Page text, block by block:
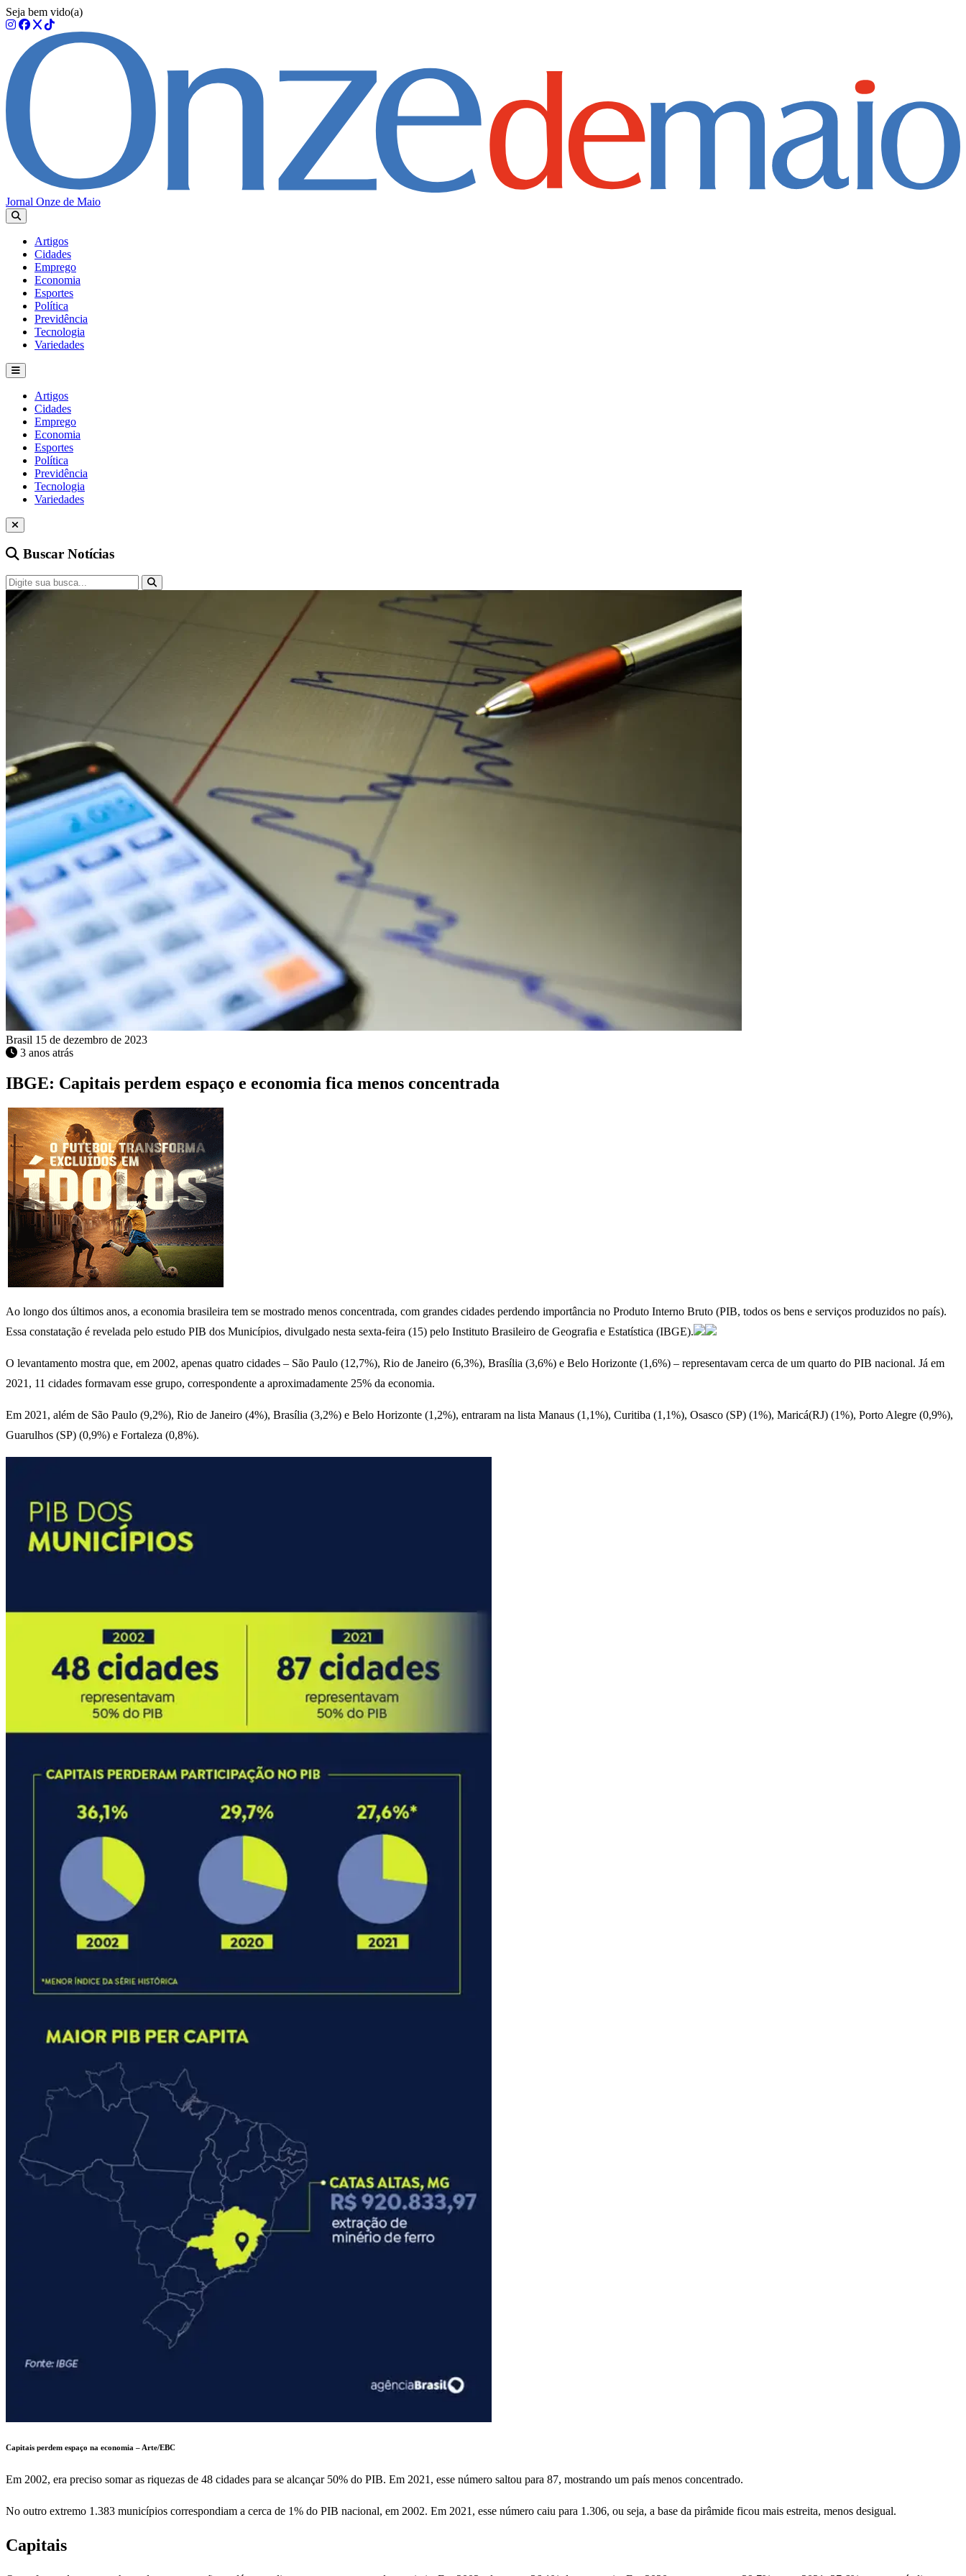
Seja bem vido(a)
Jornal Onze de Maio
Artigos
Cidades
Emprego
Economia
Esportes
Política
Previdência
Tecnologia
Variedades
Artigos
Cidades
Emprego
Economia
Esportes
Política
Previdência
Tecnologia
Variedades
Buscar Notícias
Brasil 15 de dezembro de 2023
3 anos atrás
IBGE: Capitais perdem espaço e economia fica menos concentrada
Ao longo dos últimos anos, a economia brasileira tem se mostrado menos concentrada, com grandes cidades perdendo importância no Produto Interno Bruto (PIB, todos os bens e serviços produzidos no país).
Essa constatação é revelada pelo estudo PIB dos Municípios, divulgado nesta sexta-feira (15) pelo Instituto Brasileiro de Geografia e Estatística (IBGE).
O levantamento mostra que, em 2002, apenas quatro cidades – São Paulo (12,7%), Rio de Janeiro (6,3%), Brasília (3,6%) e Belo Horizonte (1,6%) – representavam cerca de um quarto do PIB nacional. Já em
2021, 11 cidades formavam esse grupo, correspondente a aproximadamente 25% da economia.
Em 2021, além de São Paulo (9,2%), Rio de Janeiro (4%), Brasília (3,2%) e Belo Horizonte (1,2%), entraram na lista Manaus (1,1%), Curitiba (1,1%), Osasco (SP) (1%), Maricá(RJ) (1%), Porto Alegre (0,9%),
Guarulhos (SP) (0,9%) e Fortaleza (0,8%).
Capitais perdem espaço na economia – Arte/EBC
Em 2002, era preciso somar as riquezas de 48 cidades para se alcançar 50% do PIB. Em 2021, esse número saltou para 87, mostrando um país menos concentrado.
No outro extremo 1.383 municípios correspondiam a cerca de 1% do PIB nacional, em 2002. Em 2021, esse número caiu para 1.306, ou seja, a base da pirâmide ficou mais estreita, menos desigual.
Capitais